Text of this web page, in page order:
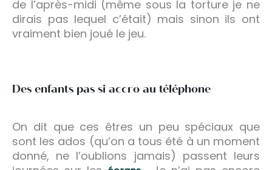
de l’après-midi (même sous la torture je ne
dirais pas lequel c’était) mais sinon ils ont
vraiment bien joué le jeu.
Des enfants pas si accro au téléphone
On dit que ces êtres un peu spéciaux que
sont les ados (qu’on a tous été à un moment
donné, ne l’oublions jamais) passent leurs